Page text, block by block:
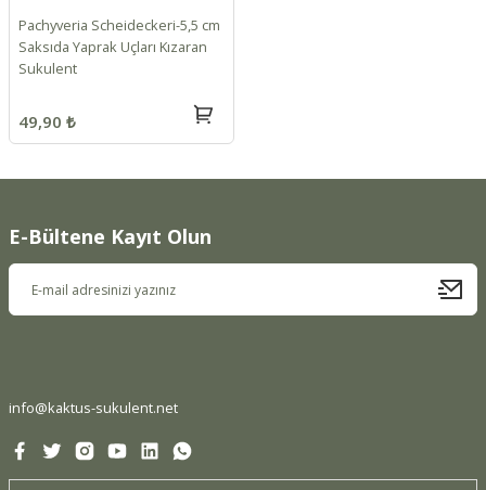
Pachyveria Scheideckeri-5,5 cm
Saksıda Yaprak Uçları Kızaran
Sukulent
49,90 ₺
E-Bültene Kayıt Olun
info@kaktus-sukulent.net